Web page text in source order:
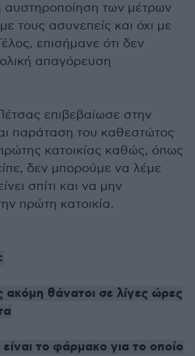
αυστηροποίηση των μέτρων
τους ασυνεπείς και όχι με
επισήμανε ότι δεν
απαγόρευση
επιβεβαίωσε στην
παράταση του καθεστώτος
κατοικίας καθώς, όπως
δεν μπορούμε να λέμε
σπίτι και να μην
πρώτη κατοικία.
ακόμη θάνατοι σε λίγες ώρες
το φάρμακο για το οποίο